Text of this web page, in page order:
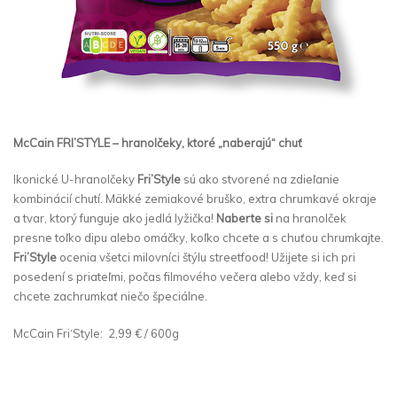
McCain FRI’STYLE – hranolčeky, ktoré „naberajú“ chuť
Ikonické U-hranolčeky Fri’Style sú ako stvorené na zdieľanie
kombinácií chutí. Mäkké zemiakové bruško, extra chrumkavé okraje
a tvar, ktorý funguje ako jedlá lyžička! Naberte sina hranolček
presne toľko dipu alebo omáčky, koľko chcete a s chuťou chrumkajte.
Fri’Style ocenia všetci milovníci štýlu streetfood! Užijete si ich pri
posedení s priateľmi, počas filmového večera alebo vždy, keď si
chcete zachrumkať niečo špeciálne.
McCain Fri‘Style: 2,99 € / 600g